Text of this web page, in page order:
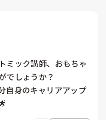
ミック講師、おもちゃ
でしょうか？
自身のキャリアアップ